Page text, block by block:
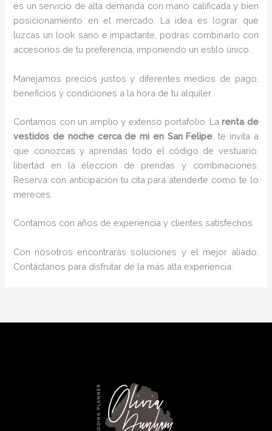
es un servicio de alta demanda con mano calificada y bien
posicionamiento en el mercado. La idea es lograr que
luzcas un look sano e impactante, podrás combinarlo con
accesorios de tu preferencia, imponiendo un estilo único.
Manejamos precios justos y diferentes medios de pago,
beneficios y condiciones a la hora de tu alquiler.
Contamos con un amplio y extenso portafolio. Larenta de
vestidos de noche cerca de mi en San Felipe , te invita a
que conozcas y aprendas todo el código de vestuario,
libertad en la elección de prendas y combinaciones.
Reserva con anticipación tu cita para atenderte como te lo
mereces.
Contamos con años de experiencia y clientes satisfechos.
Con nosotros encontrarás soluciones y el mejor aliado.
Contáctanos para disfrutar de la más alta experiencia.